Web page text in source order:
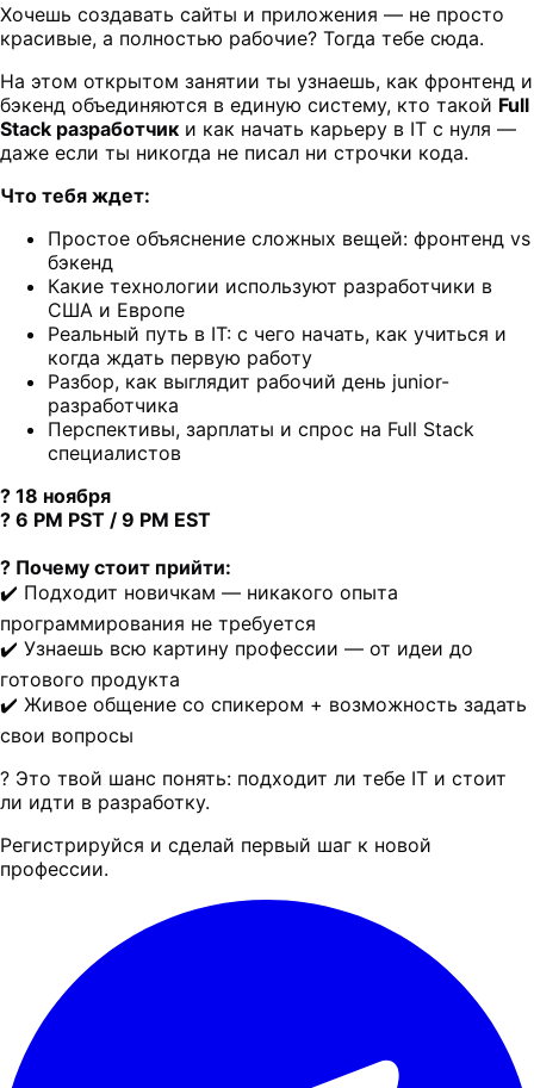
Хочешь создавать сайты и приложения — не просто
красивые, а полностью рабочие? Тогда тебе сюда.
На этом открытом занятии ты узнаешь, как фронтенд и
бэкенд объединяются в единую систему, кто такой Full
Stack разработчик и как начать карьеру в IT с нуля —
даже если ты никогда не писал ни строчки кода.
Что тебя ждет:
Простое объяснение сложных вещей: фронтенд vs
бэкенд
Какие технологии используют разработчики в
США и Европе
Реальный путь в IT: с чего начать, как учиться и
когда ждать первую работу
Разбор, как выглядит рабочий день junior-
разработчика
Перспективы, зарплаты и спрос на Full Stack
специалистов
? 18 ноября
? 6 PM PST / 9 PM EST
? Почему стоит прийти:
✔️ Подходит новичкам — никакого опыта
программирования не требуется
✔️ Узнаешь всю картину профессии — от идеи до
готового продукта
✔️ Живое общение со спикером + возможность задать
свои вопросы
? Это твой шанс понять: подходит ли тебе IT и стоит
ли идти в разработку.
Регистрируйся и сделай первый шаг к новой
профессии.